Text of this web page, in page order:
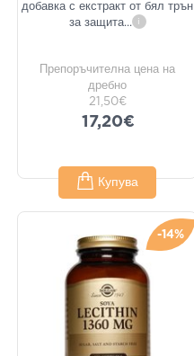
добавка с екстракт от бял трън
за защита... i
Препоръчителна цена на
дребно
21,50€
17,20€
Купува
-14%